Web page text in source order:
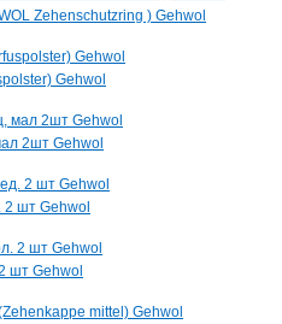
Zehenschutzring ) Gehwol
Gehwol
2шт Gehwol
2 шт Gehwol
шт Gehwol